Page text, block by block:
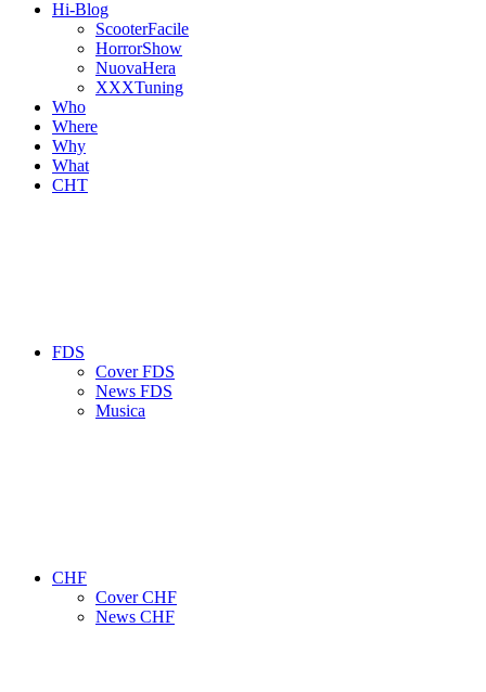
Hi-Blog
ScooterFacile
HorrorShow
NuovaHera
XXXTuning
Who
Where
Why
What
CHT
FDS
Cover FDS
News FDS
Musica
CHF
Cover CHF
News CHF